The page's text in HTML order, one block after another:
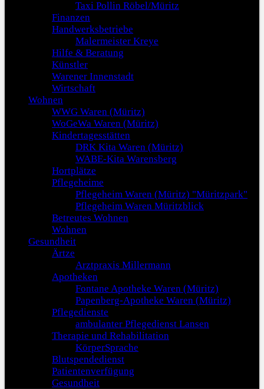
Taxi Pollin Röbel/Müritz
Finanzen
Handwerksbetriebe
Malermeister Kreye
Hilfe & Beratung
Künstler
Warener Innenstadt
Wirtschaft
Wohnen
WWG Waren (Müritz)
WoGeWa Waren (Müritz)
Kindertagesstätten
DRK Kita Waren (Müritz)
WABE-Kita Warensberg
Hortplätze
Pflegeheime
Pflegeheim Waren (Müritz) "Müritzpark"
Pflegeheim Waren Müritzblick
Betreutes Wohnen
Wohnen
Gesundheit
Ärtze
Arztpraxis Millermann
Apotheken
Fontane Apotheke Waren (Müritz)
Papenberg-Apotheke Waren (Müritz)
Pflegedienste
ambulanter Pflegedienst Lansen
Therapie und Rehabilitation
KörperSprache
Blutspendedienst
Patientenverfügung
Gesundheit